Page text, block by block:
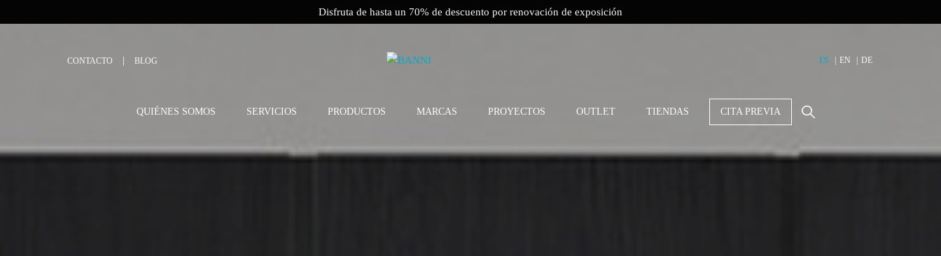
Disfruta de hasta un 70% de descuento por renovación de exposición
CONTACTO BLOG ES EN DE
QUIÉNES SOMOS SERVICIOS PRODUCTOS MARCAS PROYECTOS OUTLET TIENDAS CITA PREVIA